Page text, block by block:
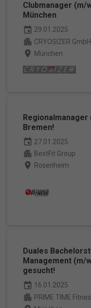
Clubmanager (m/
München
event 29.01.2025
apartment CRYOSIZER GmbH
place München
Bremen!
event 27.01.2025
apartment BestFit Group
place Rosenheim
Duales
Management (m/
gesucht!
event 16.01.2025
apartment PRIME TIME